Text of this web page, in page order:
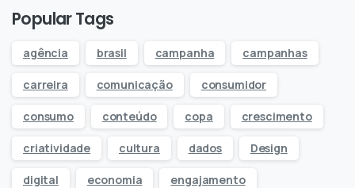
Popular Tags
agência brasil campanha campanhas
carreira comunicação consumidor
consumo conteúdo copa crescimento
criatividade cultura dados Design
digital economia engajamento